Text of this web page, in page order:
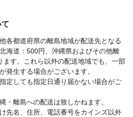
各都道府県の離島地域が配送先となる
海道：500円、沖縄県およびその他離
ます。これら以外の配送地域でも、一部
発生する場合がございます。
定しても指定日通り届かない場合がご
・離島への配送は致しかねます。
先名、住所、電話番号をカインズ以外